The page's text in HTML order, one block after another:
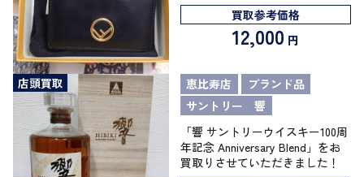
買取参考価格
12,000 円
店頭買取 恵比寿店
ブランド品
サントリー 響
「響 サントリーウイスキー100周
年記念 Anniversary Blend」をお
買取りさせていただきました！